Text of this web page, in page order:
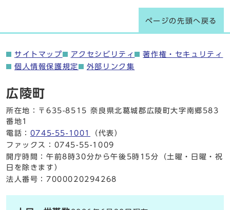
ページの先頭へ戻る
サイトマップ アクセシビリティ
著作権・セキュリティ
個人情報保護規定
外部リンク集
広陵町
所在地：〒635-8515 奈良県北葛城郡広陵町大字南郷583
番地1
電話： 0745-55-1001
（代表）
ファックス：0745-55-1009
開庁時間：午前8時30分から午後5時15分（土曜・日曜・祝
日を除きます）
法人番号：7000020294268